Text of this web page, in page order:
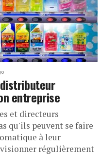
entreprise
et directeurs
qu'ils peuvent se faire
à leur
régulièrement